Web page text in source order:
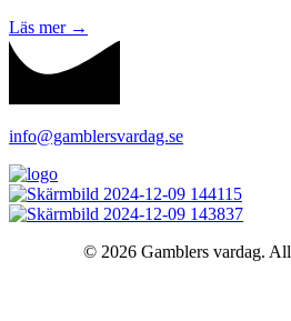
Läs mer →
info@gamblersvardag.se
© 2026 Gamblers vardag.